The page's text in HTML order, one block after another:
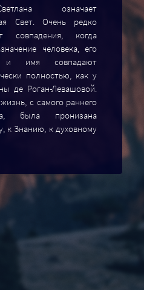
означает
Свет. Очень редко
совпадения, когда
человека, его
и имя совпадают
полностью, как у
де Роган-Левашовой.
с самого раннего
была пронизана
к Знанию, к духовному